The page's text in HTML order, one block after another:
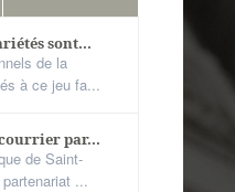
sont...
de la
à ce jeu fa...
par...
de Saint-
...